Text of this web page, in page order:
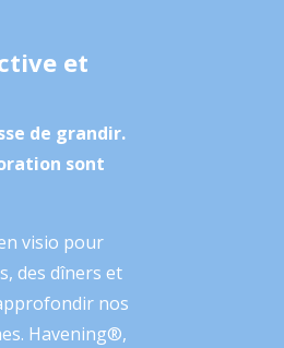
et
de grandir.
sont
visio pour
des dîners et
nos
Havening®,